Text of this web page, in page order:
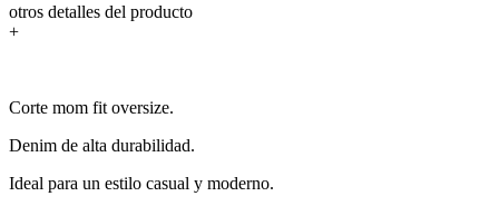
otros detalles del producto
+
Corte mom fit oversize.
Denim de alta durabilidad.
Ideal para un estilo casual y moderno.